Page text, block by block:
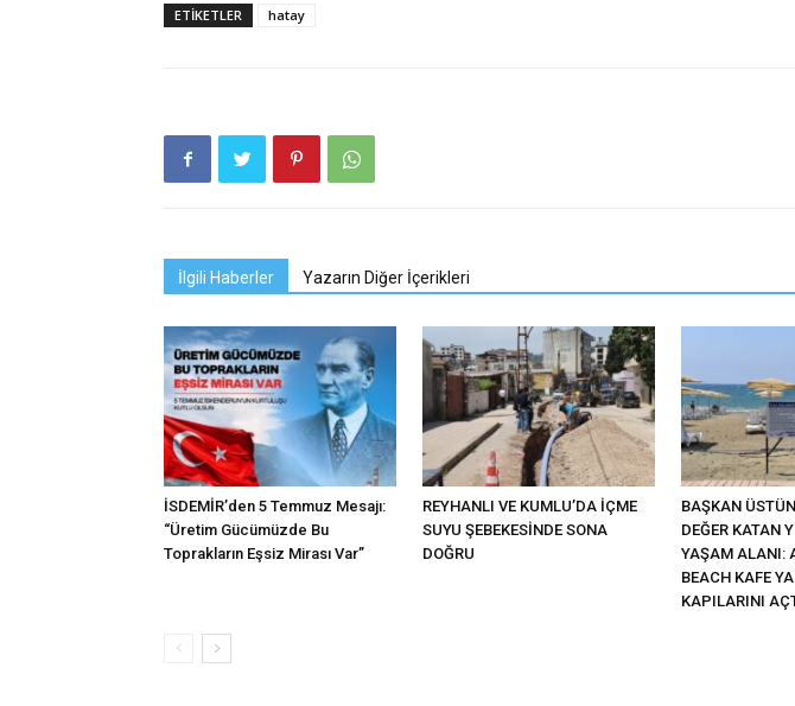
ETIKETLER hatay
İlgili Haberler Yazarın Diğer İçerikleri
İSDEMİR’den 5 Temmuz Mesajı:
“Üretim Gücümüzde Bu
Toprakların Eşsiz Mirası Var”
REYHANLI VE KUMLU’DA İÇME
SUYU ŞEBEKESİNDE SONA
DOĞRU
BAŞKAN
DEĞER KATAN
YAŞAM ALANI:
BEACH KAFE
KAPILARINI